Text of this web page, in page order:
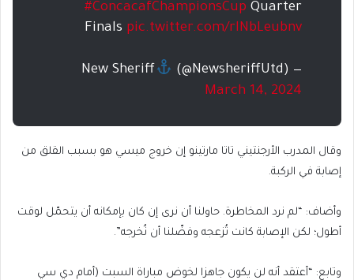
#ConcacafChampionsCup Quarter
Finals pic.twitter.com/rlNbLeubnv
— New Sheriff
(@NewsheriffUtd)
March 14, 2024
وقال المدرب الأرجنتيني تاتا مارتينو إن خروج ميسي هو بسبب القلق من
إصابة في الركبة.
وأضاف: “لم نرد المخاطرة. حاولنا أن نرى إن كان بإمكانه أن يتحمّل لوقت
أطول؛ لكن الإصابة كانت تُزعجه وفضّلنا أن نُخرجه”.
وتابع: “أعتقد أنه لن يكون جاهزا لخوض مباراة السبت (أمام دي سي